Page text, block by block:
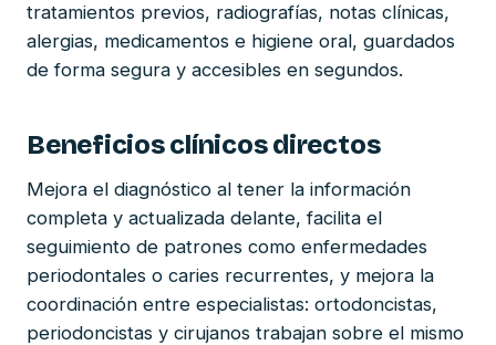
tratamientos previos, radiografías, notas clínicas,
alergias, medicamentos e higiene oral, guardados
de forma segura y accesibles en segundos.
Beneficios clínicos directos
Mejora el diagnóstico al tener la información
completa y actualizada delante, facilita el
seguimiento de patrones como enfermedades
periodontales o caries recurrentes, y mejora la
coordinación entre especialistas: ortodoncistas,
periodoncistas y cirujanos trabajan sobre el mismo